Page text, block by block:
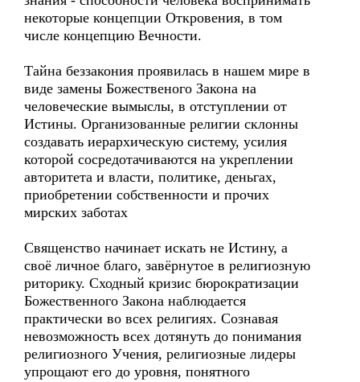
некоторые концепции Откровения, в том
числе концепцию Вечности.
Тайна беззакония проявилась в нашем мире в
виде замены Божественого Закона на
человеческие вымыслы, в отступлении от
Истины. Организованные религии склонны
создавать иерархическую систему, усилия
которой сосредотачиваются на укреплении
авторитета и власти, политике, деньгах,
приобретении собственности и прочих
мирских заботах
Священство начинает искать не Истину, а
своё личное благо, завёрнутое в религиозную
риторику. Сходный кризис бюрократизации
Божественного Закона наблюдается
практически во всех религиях. Сознавая
невозможность всех дотянуть до понимания
религиозного Учения, религиозные лидеры
упрощают его до уровня, понятного